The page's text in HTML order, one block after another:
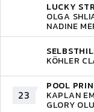
LUCKY
OLGA
NADINE
KÖHLER
23
POOL
KAPLAN
GLORY